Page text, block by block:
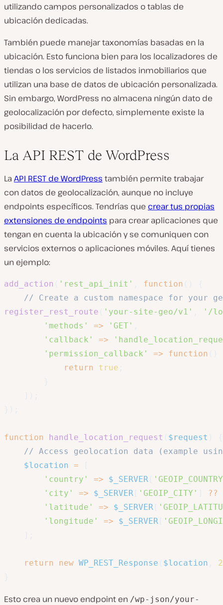
utilizando campos personalizados o tablas de
ubicación dedicadas.
También puede manejar taxonomías basadas en la
ubicación. Esto funciona bien para los localizadores de
tiendas o los servicios de listados inmobiliarios que
utilizan una base de datos de ubicación personalizada.
Sin embargo, WordPress no almacena ningún dato de
geolocalización por defecto, simplemente existe la
posibilidad de hacerlo.
La API REST de WordPress
La API REST de WordPress también permite trabajar
con datos de geolocalización, aunque no incluye
endpoints específicos. Tendrías que crear tus propias
extensiones de endpoints para crear aplicaciones que
tengan en cuenta la ubicación y se comuniquen con
servicios externos o aplicaciones móviles. Aquí tienes
un ejemplo:
add_action 'rest_api_init' function
// Create a custom namespace for your
register_rest_route
'your-site-geo/v1'
'/
'methods'
=> 'GET'
'callback'
=>
'permission_callback'
=> function
return
true
function handle_location_request $request
// Access geolocation data (example
$location =
'country'
=> $_SERVER
'city'
=> $_SERVER 'GEOIP_CITY'
??
'latitude'
=> $_SERVER
'longitude'
=> $_SERVER
return new WP_REST_Response $location
Esto crea un nuevo endpoint en /wp-json/your-